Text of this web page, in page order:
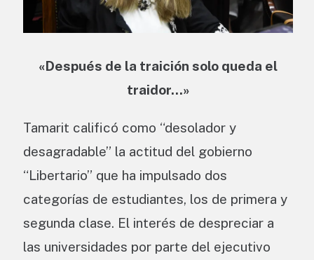
«Después de la traición solo queda el
traidor…»
Tamarit calificó como “desolador y
desagradable” la actitud del gobierno
“Libertario” que ha impulsado dos
categorías de estudiantes, los de primera y
segunda clase. El interés de despreciar a
las universidades por parte del ejecutivo